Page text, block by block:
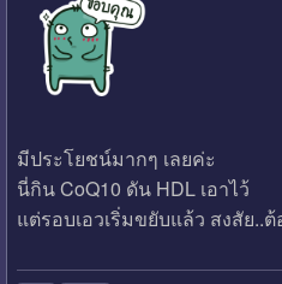
มีประโยชน์มากๆ เลยค่ะ
นี่กิน CoQ10 ดัน HDL เอาไว้
แต่รอบเอวเริ่มขยับแล้ว สงสัย..